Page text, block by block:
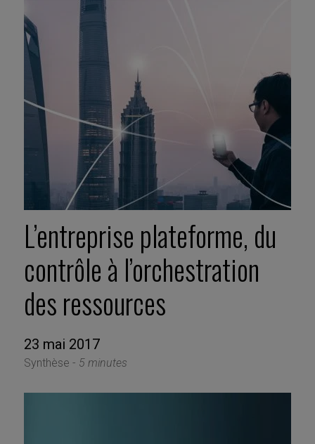
L’entreprise plateforme, du
contrôle à l’orchestration
des ressources
23 mai 2017
Synthèse - 5 minutes